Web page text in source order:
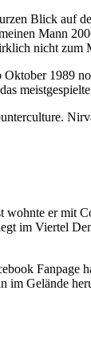
Blick auf
Mann
nicht zum
Oktober 1989
er
im Viertel
im Gelände